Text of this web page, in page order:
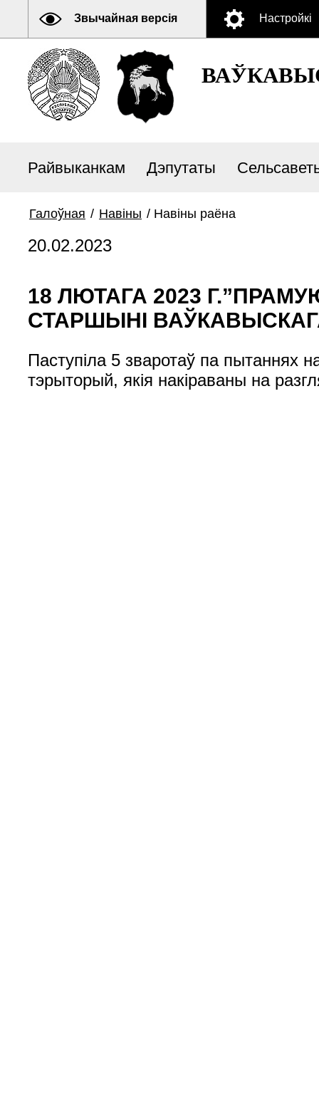
Звычайная версія Настройкі
Райвыканкам Дэпутаты
Галоўная / Навiны / Навiны раёна
20.02.2023
18 ЛЮТАГА 2023
СТАРШЫНІ
Паступіла 5 зваротаў па пытаннях
тэрыторый, якія накіраваны на